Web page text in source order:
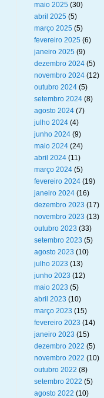
maio 2025 (30)
abril 2025 (5)
março 2025 (5)
fevereiro 2025 (6)
janeiro 2025 (9)
dezembro 2024 (5)
novembro 2024 (12)
outubro 2024 (5)
setembro 2024 (8)
agosto 2024 (7)
julho 2024 (4)
junho 2024 (9)
maio 2024 (24)
abril 2024 (11)
março 2024 (5)
fevereiro 2024 (19)
janeiro 2024 (16)
dezembro 2023 (17)
novembro 2023 (13)
outubro 2023 (33)
setembro 2023 (5)
agosto 2023 (10)
julho 2023 (13)
junho 2023 (12)
maio 2023 (5)
abril 2023 (10)
março 2023 (15)
fevereiro 2023 (14)
janeiro 2023 (15)
dezembro 2022 (5)
novembro 2022 (10)
outubro 2022 (8)
setembro 2022 (5)
agosto 2022 (10)